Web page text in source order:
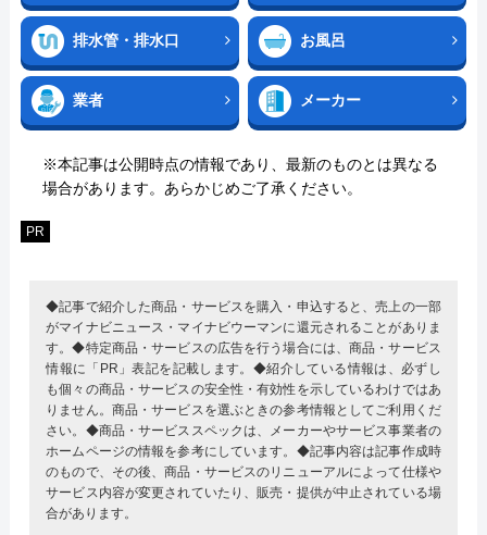
排水管・排水口 お風呂
業者 メーカー
※本記事は公開時点の情報であり、最新のものとは異なる
場合があります。あらかじめご了承ください。
PR
◆記事で紹介した商品・サービスを購入・申込すると、売上の一部
がマイナビニュース・マイナビウーマンに還元されることがありま
す。◆特定商品・サービスの広告を行う場合には、商品・サービス
情報に「PR」表記を記載します。◆紹介している情報は、必ずし
も個々の商品・サービスの安全性・有効性を示しているわけではあ
りません。商品・サービスを選ぶときの参考情報としてご利用くだ
さい。◆商品・サービススペックは、メーカーやサービス事業者の
ホームページの情報を参考にしています。◆記事内容は記事作成時
のもので、その後、商品・サービスのリニューアルによって仕様や
サービス内容が変更されていたり、販売・提供が中止されている場
合があります。